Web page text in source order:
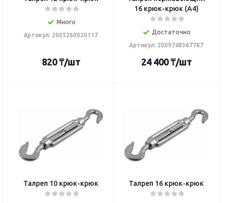
Много
Артикул: 2005260020117
820₸/шт
16 крюк-крюк (А4)
Достаточно
Артикул: 2009748367787
24 400₸/шт
Талреп 10 крюк-крюк Талреп 16 крюк-крюк